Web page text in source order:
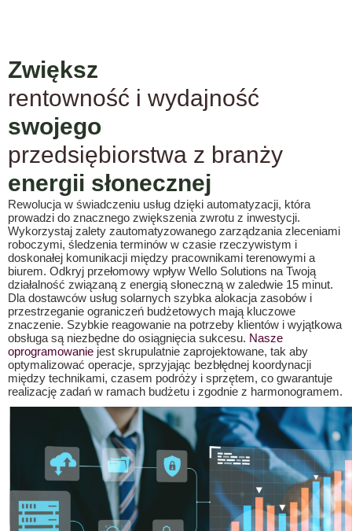
Zwiększ
rentowność i wydajność
swojego
przedsiębiorstwa z branży
energii słonecznej
Rewolucja w świadczeniu usług dzięki automatyzacji, która
prowadzi do znacznego zwiększenia zwrotu z inwestycji.
Wykorzystaj zalety zautomatyzowanego zarządzania zleceniami
roboczymi, śledzenia terminów w czasie rzeczywistym i
doskonałej komunikacji między pracownikami terenowymi a
biurem. Odkryj przełomowy wpływ Wello Solutions na Twoją
działalność związaną z energią słoneczną w zaledwie 15 minut.
Dla dostawców usług solarnych szybka alokacja zasobów i
przestrzeganie ograniczeń budżetowych mają kluczowe
znaczenie. Szybkie reagowanie na potrzeby klientów i wyjątkowa
obsługa są niezbędne do osiągnięcia sukcesu. Nasze
oprogramowanie jest skrupulatnie zaprojektowane, tak aby
optymalizować operacje, sprzyjając bezbłędnej koordynacji
między technikami, czasem podróży i sprzętem, co gwarantuje
realizację zadań w ramach budżetu i zgodnie z harmonogramem.